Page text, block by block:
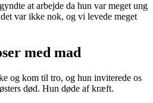
at arbejde da hun var meget ung
var ikke nok, og vi levede meget
med mad
og kom til tro, og hun inviterede os
død. Hun døde af kræft.